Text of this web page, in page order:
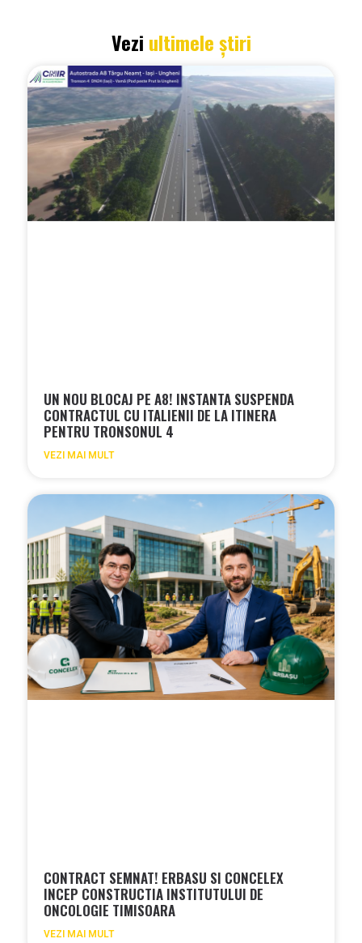
Vezi ultimele știri
UN NOU BLOCAJ PE A8! INSTANTA SUSPENDA
CONTRACTUL CU ITALIENII DE LA ITINERA
PENTRU TRONSONUL 4
VEZI MAI MULT
CONTRACT SEMNAT! ERBASU SI CONCELEX
INCEP CONSTRUCTIA INSTITUTULUI DE
ONCOLOGIE TIMISOARA
VEZI MAI MULT